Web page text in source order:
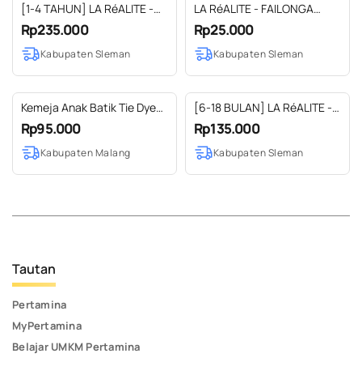
[1-4 TAHUN] LA RéALITE -
KUMALA DRESS - BAJU
BATIK BAYI BALITA ANAK
PEREMPUAN CEWE
Rp235.000
Kabupaten Sleman
LA RéALITE - FAILONGA
HEADBAND - BANDANA
NYLON - BANDO BAYI
BABYGIRL
Rp25.000
Kabupaten Sleman
Kemeja Anak Batik Tie Dye
Motif Bromelia Blue
Rp95.000
Kabupaten Malang
[6-18 BULAN] LA RéALITE -
KOFIAU ROMPER - BAJU
KAOS BATIK BAYI BALITA
ANAK UNISEX CEWE COWO
Rp135.000
Kabupaten Sleman
Tautan
Pertamina
MyPertamina
Belajar UMKM Pertamina